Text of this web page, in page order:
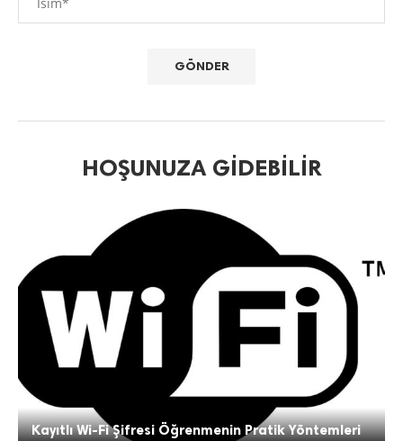
HOŞUNUZA GIDEBILIR
Kayıtlı Wi-Fi Şifresi Öğrenmenin Pratik Yöntemleri